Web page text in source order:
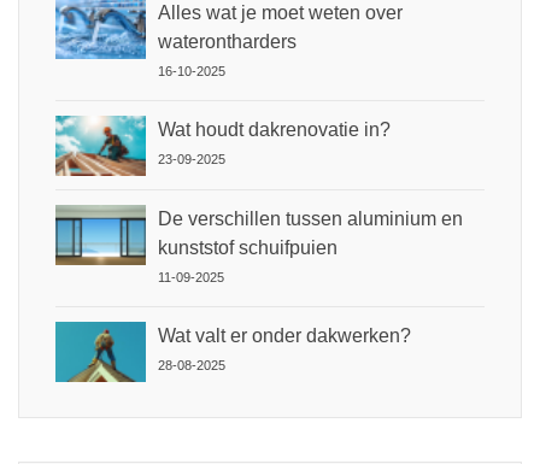
Alles wat je moet weten over
waterontharders
16-10-2025
Wat houdt dakrenovatie in?
23-09-2025
De verschillen tussen aluminium en
kunststof schuifpuien
11-09-2025
Wat valt er onder dakwerken?
28-08-2025